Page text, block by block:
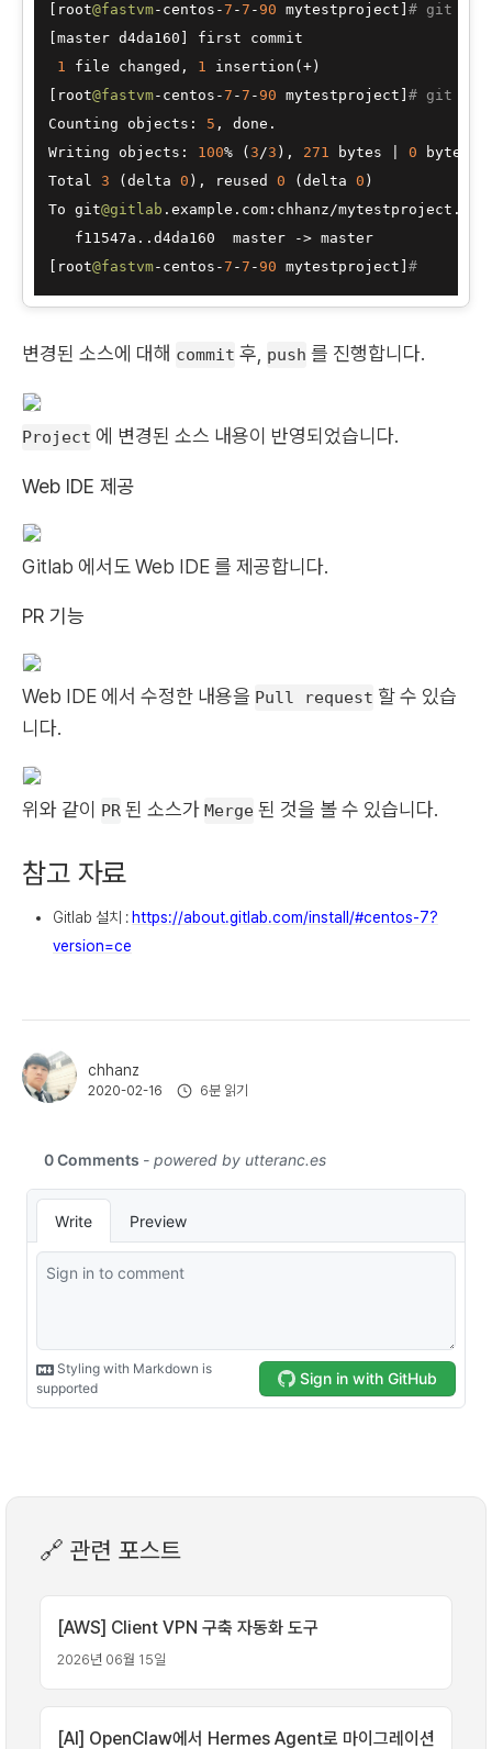
[root@fastvm-centos-7 -7 -90 mytestproject] # git
[master d4da160] first commit
1 file changed, 1 insertion(+)
[root@fastvm-centos-7 -7 -90 mytestproject] # git
Counting objects: 5 , done.
Writing objects: 100% ( 3/3 ), 271 bytes | 0 bytes/
Total 3 (delta 0 ), reused 0 (delta 0 )
To git@gitlab .example.com:chhanz/mytestproject.git
   f11547a..d4da160  master -> master
[root@fastvm-centos-7 -7 -90 mytestproject] #
변경된 소스에 대해 commit 후, push 를 진행합니다.
Project 에 변경된 소스 내용이 반영되었습니다.
Web IDE 제공
Gitlab 에서도 Web IDE 를 제공합니다.
PR 기능
Web IDE 에서 수정한 내용을 Pull request 할 수 있습
니다.
위와 같이 PR 된 소스가 Merge 된 것을 볼 수 있습니다.
참고 자료
Gitlab 설치 : https://about.gitlab.com/install/#centos-7?
version=ce
chhanz
2020-02-16 6분 읽기
🔗 관련 포스트
[AWS] Client VPN 구축 자동화 도구
2026년 06월 15일
[AI] OpenClaw에서 Hermes Agent로 마이그레이션